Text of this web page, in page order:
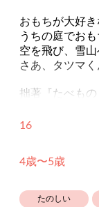
おもちが大好き
うちの庭でお
空を飛び、雪
さあ、タツマ
拙著『たべも
16
4歳〜5歳
たのしい